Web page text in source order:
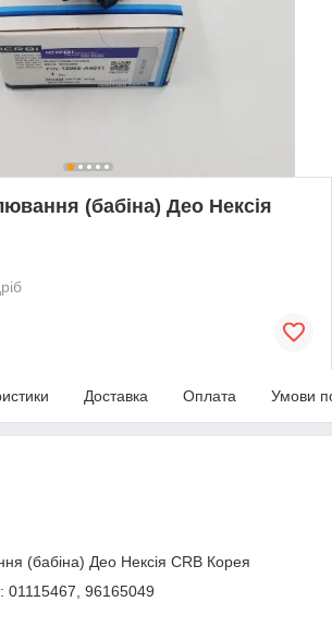
(бабіна) Део Нексія
Доставка Оплата Умови
(бабіна) Део Нексія CRB Корея
01115467, 96165049